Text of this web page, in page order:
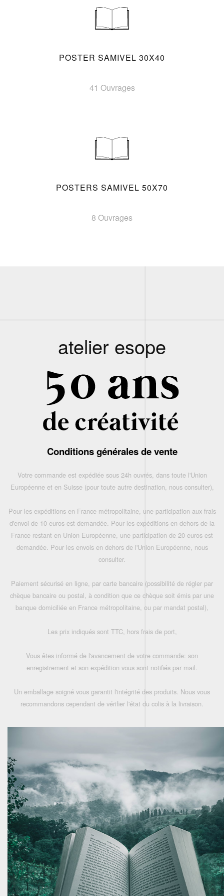
POSTER SAMIVEL 30X40
41 Ouvrages
POSTERS SAMIVEL 50X70
8 Ouvrages
atelier esope
Conditions générales de vente
Votre commande est expédiée sous 24h ouvrés, dans toute l'Union
Européenne et en Suisse (pour toute autre destination, nous consulter),
Pour les expéditions en France métropolitaine, une participation aux frais
d'envoi de 10 euros est demandée. Pour les expéditions en dehors de la
France restant en Union Européenne, une participation de 20 euros est
demandée. Pour les envois en dehors de l'Union Européenne, nous
consulter.
Paiement sécurisé en ligne, par carte bancaire (possibilité de régler par
chèque bancaire ou postal, à condition que ce chèque soit émis par une
banque domiciliée en France métropolitaine, ou par mandat postal),
Les prix indiqués sont TTC, hors frais de port,
Vous êtes informé de l'avancement de votre commande: son
enregistrement et son expédition vous sont notifiés par mail.
Un emballage soigné vous garantit l'intégrité des produits. Nous vous
recommandons cependant de vérifier l'état du colis à la livraison.